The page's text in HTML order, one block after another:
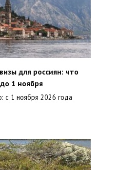
для россиян: что
1 ноября
с 1 ноября 2026 года